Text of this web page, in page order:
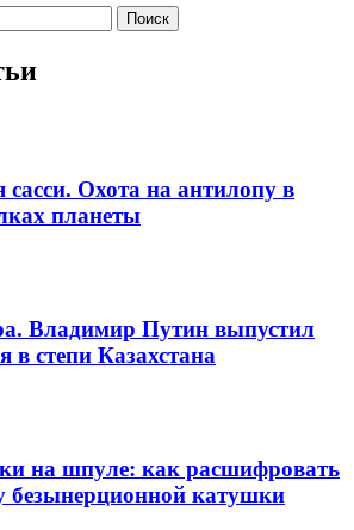
Охота на антилопу в
планеты
Владимир Путин выпустил
в степи Казахстана
на шпуле: как расшифровать
безынерционной катушки